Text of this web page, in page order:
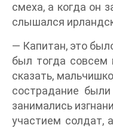
смеха, а когда он
слышался
— Капитан, это
был тогда
сказать,
сострадание
занимались
участием солдат,